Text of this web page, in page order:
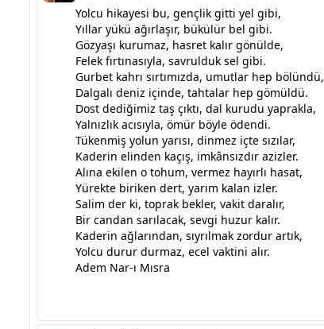
Yolcu hikayesi bu, gençlik gitti yel gibi,
Yıllar yükü ağırlaşır, bükülür bel gibi.
Gözyaşı kurumaz, hasret kalır gönülde,
Felek fırtınasıyla, savrulduk sel gibi.
Gurbet kahrı sırtımızda, umutlar hep bölündü,
Dalgalı deniz içinde, tahtalar hep gömüldü.
Dost dediğimiz taş çıktı, dal kurudu yaprakla,
Yalnızlık acısıyla, ömür böyle ödendi.
Tükenmiş yolun yarısı, dinmez içte sızılar,
Kaderin elinden kaçış, imkânsızdır azizler.
Alına ekilen o tohum, vermez hayırlı hasat,
Yürekte biriken dert, yarım kalan izler.
Salim der ki, toprak bekler, vakit daralır,
Bir candan sarılacak, sevgi huzur kalır.
Kaderin ağlarından, sıyrılmak zordur artık,
Yolcu durur durmaz, ecel vaktini alır.
Adem Nar-ı Mısra